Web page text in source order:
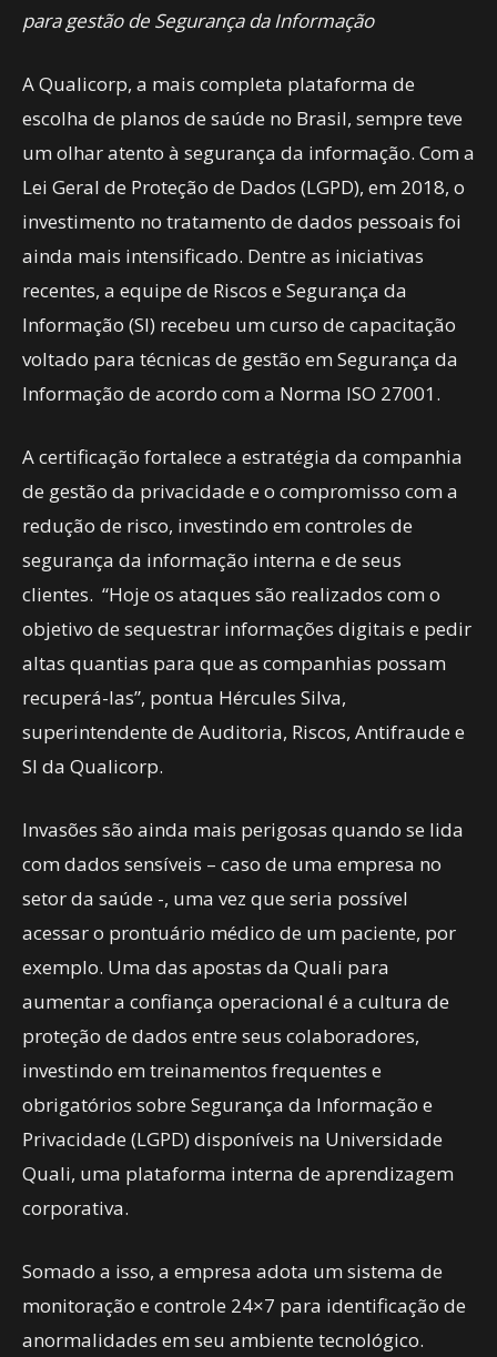
para gestão de Segurança da Informação
A Qualicorp, a mais completa plataforma de
escolha de planos de saúde no Brasil, sempre teve
um olhar atento à segurança da informação. Com a
Lei Geral de Proteção de Dados (LGPD), em 2018, o
investimento no tratamento de dados pessoais foi
ainda mais intensificado. Dentre as iniciativas
recentes, a equipe de Riscos e Segurança da
Informação (SI) recebeu um curso de capacitação
voltado para técnicas de gestão em Segurança da
Informação de acordo com a Norma ISO 27001.
A certificação fortalece a estratégia da companhia
de gestão da privacidade e o compromisso com a
redução de risco, investindo em controles de
segurança da informação interna e de seus
clientes. “Hoje os ataques são realizados com o
objetivo de sequestrar informações digitais e pedir
altas quantias para que as companhias possam
recuperá-las”, pontua Hércules Silva,
superintendente de Auditoria, Riscos, Antifraude e
SI da Qualicorp.
Invasões são ainda mais perigosas quando se lida
com dados sensíveis – caso de uma empresa no
setor da saúde -, uma vez que seria possível
acessar o prontuário médico de um paciente, por
exemplo. Uma das apostas da Quali para
aumentar a confiança operacional é a cultura de
proteção de dados entre seus colaboradores,
investindo em treinamentos frequentes e
obrigatórios sobre Segurança da Informação e
Privacidade (LGPD) disponíveis na Universidade
Quali, uma plataforma interna de aprendizagem
corporativa.
Somado a isso, a empresa adota um sistema de
monitoração e controle 24×7 para identificação de
anormalidades em seu ambiente tecnológico.